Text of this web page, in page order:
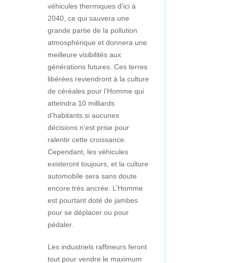
véhicules thermiques d’ici à
2040, ce qui sauvera une
grande partie de la pollution
atmosphérique et donnera une
meilleure visibilités aux
générations futures. Ces terres
libérées reviendront à la culture
de céréales pour l’Homme qui
atteindra 10 milliards
d’habitants si aucunes
décisions n’est prise pour
ralentir cette croissance.
Cependant, les véhicules
existeront toujours, et la culture
automobile sera sans doute
encore très ancrée. L’Homme
est pourtant doté de jambes
pour se déplacer ou pour
pédaler.
Les industriels raffineurs feront
tout pour vendre le maximum